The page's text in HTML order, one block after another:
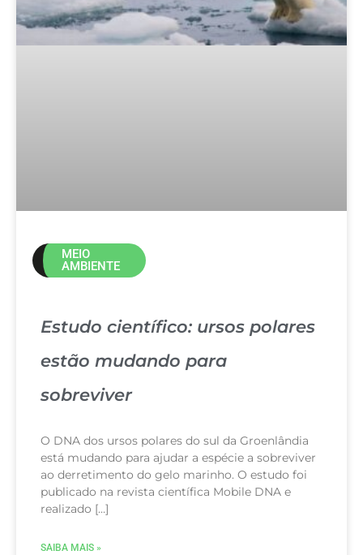
MEIO
AMBIENTE
Estudo científico: ursos polares
estão mudando para
sobreviver
O DNA dos ursos polares do sul da Groenlândia
está mudando para ajudar a espécie a sobreviver
ao derretimento do gelo marinho. O estudo foi
publicado na revista científica Mobile DNA e
realizado […]
SAIBA MAIS »